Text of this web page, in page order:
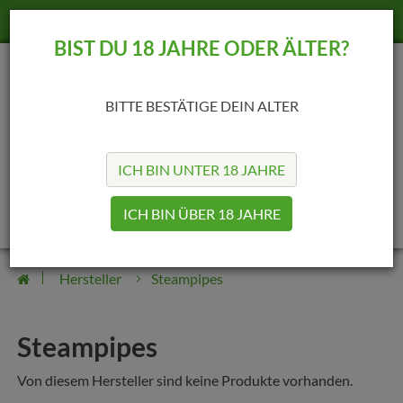
BIST DU 18 JAHRE ODER ÄLTER?
BITTE BESTÄTIGE DEIN ALTER
ICH BIN UNTER 18 JAHRE
ICH BIN ÜBER 18 JAHRE
0 0
Hersteller Steampipes
Steampipes
Von diesem Hersteller sind keine Produkte vorhanden.